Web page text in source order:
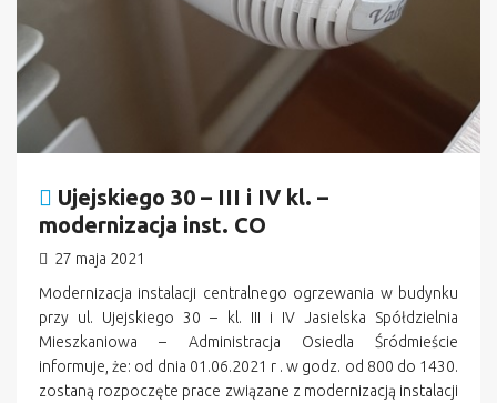
Ujejskiego 30 – III i IV kl. –
modernizacja inst. CO
27 maja 2021
Modernizacja instalacji centralnego ogrzewania w budynku
przy ul. Ujejskiego 30 – kl. III i IV Jasielska Spółdzielnia
Mieszkaniowa – Administracja Osiedla Śródmieście
informuje, że: od dnia 01.06.2021 r . w godz. od 800 do 1430.
zostaną rozpoczęte prace związane z modernizacją instalacji